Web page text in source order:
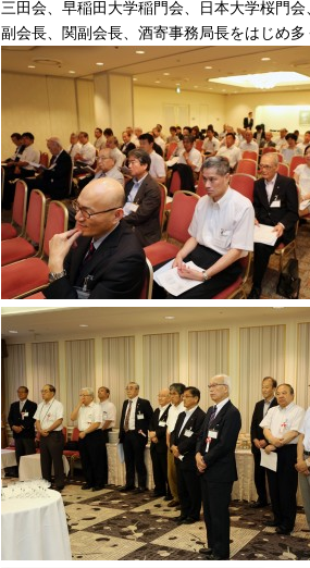
三田会、早稲田大学稲門会、日本大学桜門
副会長、関副会長、酒寄事務局長をはじめ